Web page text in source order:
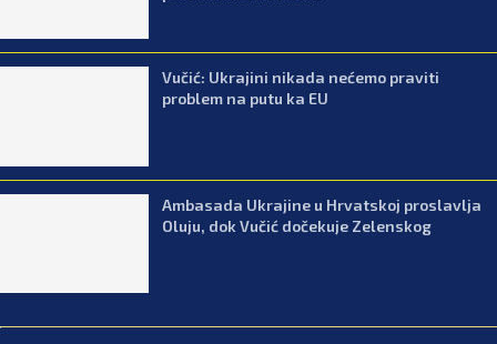
Vučić: Ukrajini nikada nećemo praviti
problem na putu ka EU
Ambasada Ukrajine u Hrvatskoj proslavlja
Oluju, dok Vučić dočekuje Zelenskog